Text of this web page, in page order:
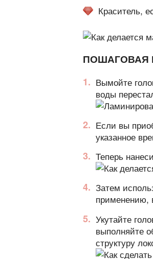
Краситель,
ПОШАГОВАЯ
Вымойте
воды
Если вы
указанное
Теперь
Затем
применению,
Укутайте
выполняйте
структуру